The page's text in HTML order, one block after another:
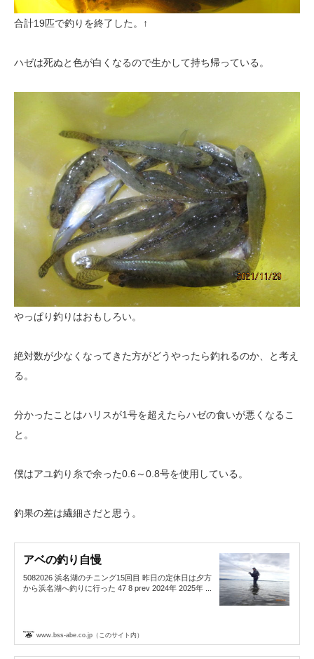
合計19匹で釣りを終了した。↑
ハゼは死ぬと色が白くなるので生かして持ち帰っている。
やっぱり釣りはおもしろい。
絶対数が少なくなってきた方がどうやったら釣れるのか、と考え
る。
分かったことはハリスが1号を超えたらハゼの食いが悪くなるこ
と。
僕はアユ釣り糸で余った0.6～0.8号を使用している。
釣果の差は繊細さだと思う。
アベの釣り自慢
5082026 浜名湖のチニング15回目 昨日の定休日は夕方
から浜名湖へ釣りに行った 47 8 prev 2024年 2025年 ...
www.bss-abe.co.jp（このサイト内）